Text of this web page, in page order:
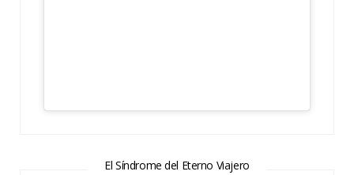
El Síndrome del Eterno Viajero